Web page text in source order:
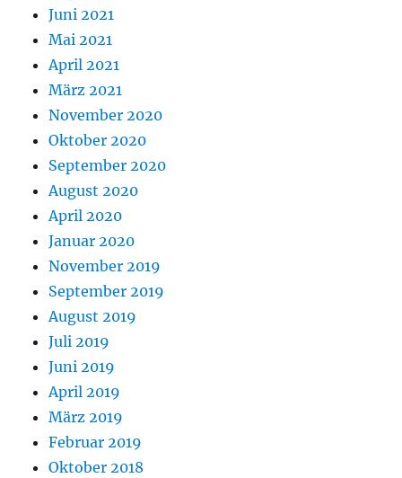
Juni 2021
Mai 2021
April 2021
März 2021
November 2020
Oktober 2020
September 2020
August 2020
April 2020
Januar 2020
November 2019
September 2019
August 2019
Juli 2019
Juni 2019
April 2019
März 2019
Februar 2019
Oktober 2018